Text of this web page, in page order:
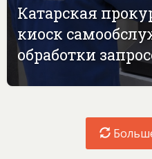
Катарская
киоск
обработки